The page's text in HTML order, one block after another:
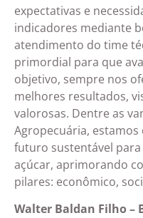
expectativas e
indicadores mediante
atendimento do time
primordial para que
objetivo, sempre nos
melhores resultados,
valorosas. Dentre as
Agropecuária,
futuro sustentável
açúcar, aprimorando
pilares: econômico,
Walter Baldan Filho –